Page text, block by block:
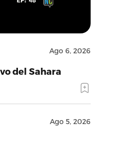
Ago 6, 2026
del Sahara
Ago 5, 2026